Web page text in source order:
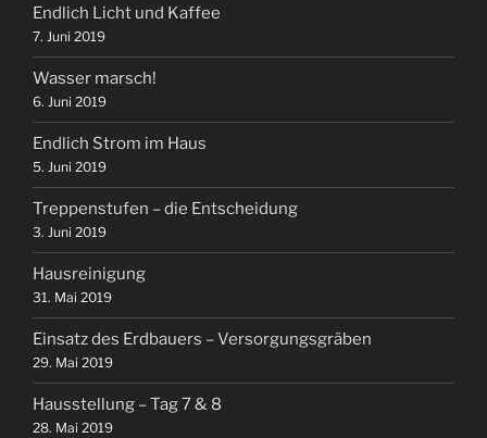
Endlich Licht und Kaffee
7. Juni 2019
Wasser marsch!
6. Juni 2019
Endlich Strom im Haus
5. Juni 2019
Treppenstufen – die Entscheidung
3. Juni 2019
Hausreinigung
31. Mai 2019
Einsatz des Erdbauers – Versorgungsgräben
29. Mai 2019
Hausstellung – Tag 7 & 8
28. Mai 2019